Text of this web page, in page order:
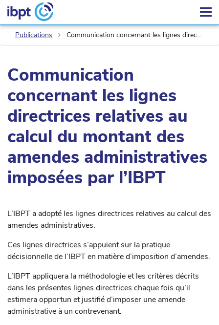
Publications Communication concernant les lignes directrices relatives au calcul du montant des amendes administratives imposées par l’IBPT
Communication
concernant les lignes
directrices relatives au
calcul du montant des
amendes administratives
imposées par l’IBPT
L’IBPT a adopté les lignes directrices relatives au calcul des
amendes administratives.
Ces lignes directrices s’appuient sur la pratique
décisionnelle de l’IBPT en matière d’imposition d’amendes.
L’IBPT appliquera la méthodologie et les critères décrits
dans les présentes lignes directrices chaque fois qu’il
estimera opportun et justifié d’imposer une amende
administrative à un contrevenant.